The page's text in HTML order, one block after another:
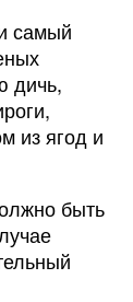
самый
дичь,
из ягод и
быть